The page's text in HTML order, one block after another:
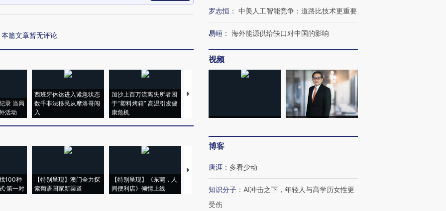
本篇文章暂无评论
录 当局
活动
西班牙休达进入紧急状态
数千非法移民从摩洛哥闯
入
加沙上百万流离失所者困
于“塑料烤箱” 高温引发健
康危机
视线｜HYROX的吸金
马航飞行员跨国走私7万
粒摇头丸 尿检体内含3种
度Z世代 用街头抗争将教
育部长拱下台
100种
·第一对
【特别呈现】澳门全力探
索葡语国家新渠道
【特别呈现】《东莞，人
间便利店》倾情上线
【推广】走进第四届链博
会，让数智科技“链”接产
【特别呈现】寻找100种
有意思的生活方式·第三对
CFO：不靠规模取胜，华
住三大增长引擎是什么？
罗志恒 ： 中美人工智能竞争：道路比技术更重要
易峘 ： 海外能源供给缺口对中国的影响
视频
博客
唐涯 ： 多看少动
知识分子 ： AI冲击之下，年轻人与高学历女性更
受伤